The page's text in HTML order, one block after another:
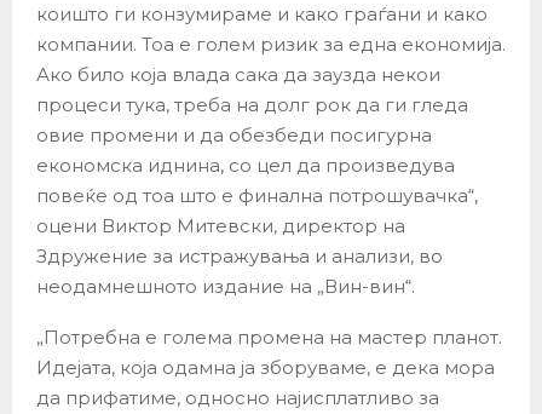
коишто ги конзумираме и како граѓани и како
компании. Тоа е голем ризик за една економија.
Ако било која влада сака да заузда некои
процеси тука, треба на долг рок да ги гледа
овие промени и да обезбеди посигурна
економска иднина, со цел да произведува
повеќе од тоа што е финална потрошувачка“,
оцени Виктор Митевски, директор на
Здружение за истражувања и анализи, во
неодамнешното издание на „Вин-вин“.
„Потребна е голема промена на мастер планот.
Идејата, која одамна ја зборуваме, е дека мора
да прифатиме, односно најисплатливо за